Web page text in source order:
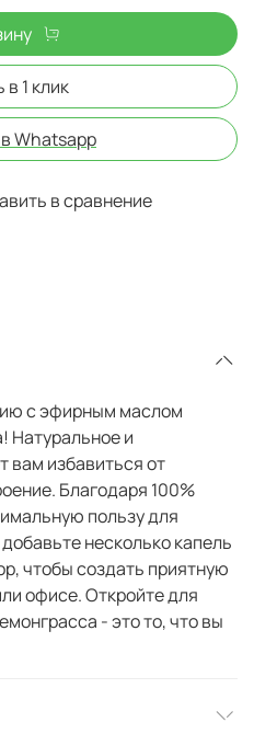
в сравнение
в 1 клик
Whatsapp
с эфирным маслом
Натуральное и
вам избавиться от
Благодаря 100%
пользу для
несколько капель
чтобы создать приятную
офисе. Откройте для
- это то, что вы